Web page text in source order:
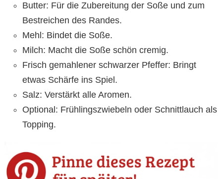
Butter: Für die Zubereitung der Soße und zum
Bestreichen des Randes.
Mehl: Bindet die Soße.
Milch: Macht die Soße schön cremig.
Frisch gemahlener schwarzer Pfeffer: Bringt
etwas Schärfe ins Spiel.
Salz: Verstärkt alle Aromen.
Optional: Frühlingszwiebeln oder Schnittlauch als
Topping.